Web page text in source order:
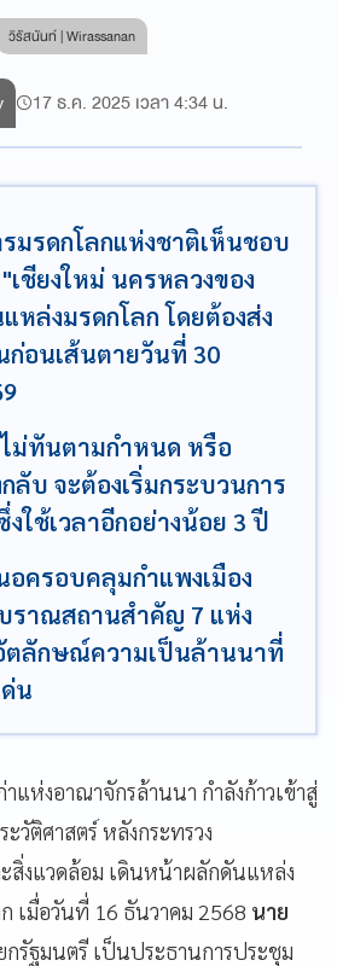
วิรัสนันท์ | Wirassanan
17 ธ.ค. 2025 เวลา 4:34 น.
มรดกโลกแห่งชาติเห็นชอบ
เชียงใหม่ นครหลวงของ
หล่งมรดกโลก โดยต้องส่ง
ก่อนเส้นตายวันที่ 30
ม่ทันตามกำหนด หรือ
ลับ จะต้องเริ่มกระบวนการ
ใช้เวลาอีกอย่างน้อย 3 ปี
ครอบคลุมกำแพงเมือง
ราณสถานสำคัญ 7 แห่ง
ตลักษณ์ความเป็นล้านนาที่
น
าแห่งอาณาจักรล้านนา กำลังก้าวเข้าสู่
วัติศาสตร์ หลังกระทรวง
สิ่งแวดล้อม เดินหน้าผลักดันแหล่ง
เมื่อวันที่ 16 ธันวาคม 2568 นาย
กรัฐมนตรี เป็นประธานการประชุม